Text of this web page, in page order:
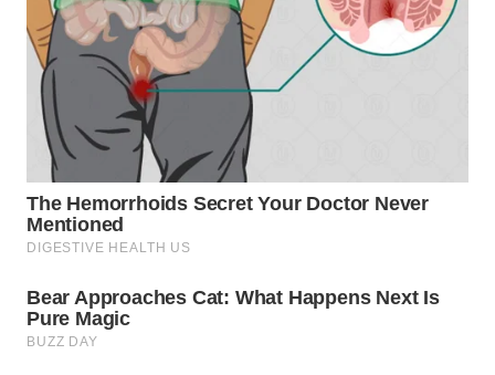
WN
TAPANULI
TENGAH
WN DELI
SERDANG
WN
TEBING
TINGGI
WN
PAKPAK